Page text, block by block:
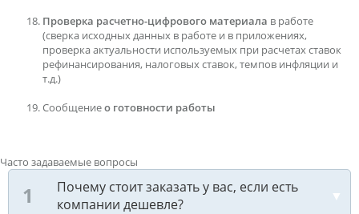
Проверка расчетно-цифрового материала в работе
(сверка исходных данных в работе и в приложениях,
проверка актуальности используемых при расчетах ставок
рефинансирования, налоговых ставок, темпов инфляции и
т.д.)
Сообщениео готовности работы
Часто задаваемые вопросы
Почему стоит заказать у вас, если есть
компании дешевле?